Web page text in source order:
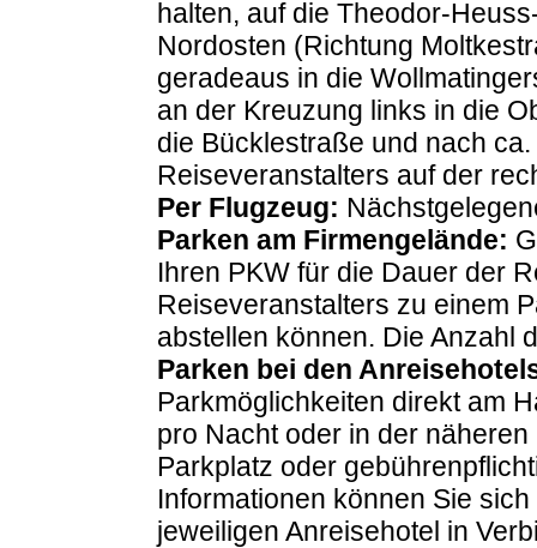
halten, auf die Theodor-
Nordosten (Richtung
geradeaus in die
an der Kreuzung links in die
die Bücklestraße und nach
Reiseveranstalters auf der
Per Flugzeug:
Parken am Firmengelände:
Ihren PKW für die Dauer der
Reiseveranstalters zu einem
abstellen können. Die Anzahl
Parken bei den
Parkmöglichkeiten direkt am
pro Nacht oder in der
Parkplatz oder
Informationen können Sie
jeweiligen Anreisehotel in